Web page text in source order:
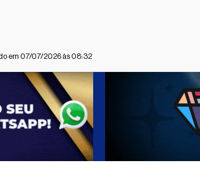
em 07/07/2026 às 08:32